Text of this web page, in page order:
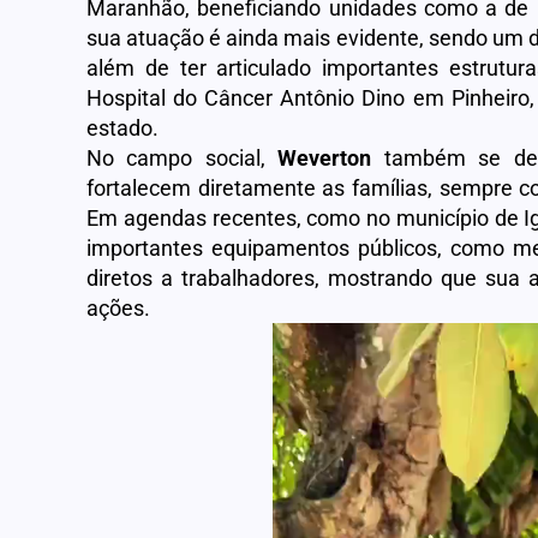
Maranhão, beneficiando unidades como a
sua atuação é ainda mais evidente, sendo um
além de ter articulado importantes
Hospital do Câncer Antônio Dino em
estado.
No campo social,Weverton também se
fortalecem diretamente as famílias, sempre
Em agendas recentes, como no município de
importantes equipamentos públicos, como
diretos a trabalhadores, mostrando que
ações.